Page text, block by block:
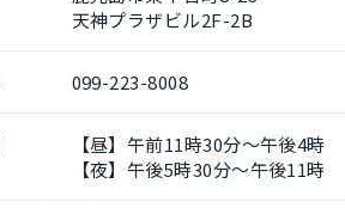
天神プラザビル2F-2B
099-223-8008
【昼】午前11時30分～午後4時
【夜】午後5時30分～午後11時